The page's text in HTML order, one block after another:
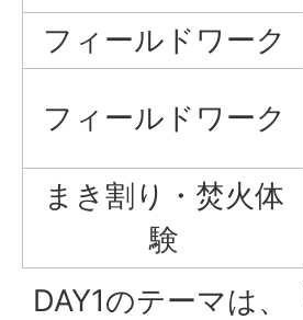
フィールドワーク
フィールドワーク
まき割り・焚火体
験
DAY1のテーマは